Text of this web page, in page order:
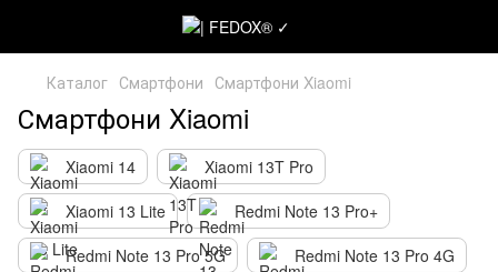
Каталог Смартфони Смартфони Xiaomi
Смартфони Xiaomi
Xiaomi 14
Xiaomi 13T Pro
Xiaomi 13 Lite
Redmi Note 13 Pro+
Redmi Note 13 Pro 5G
Redmi Note 13 Pro 4G